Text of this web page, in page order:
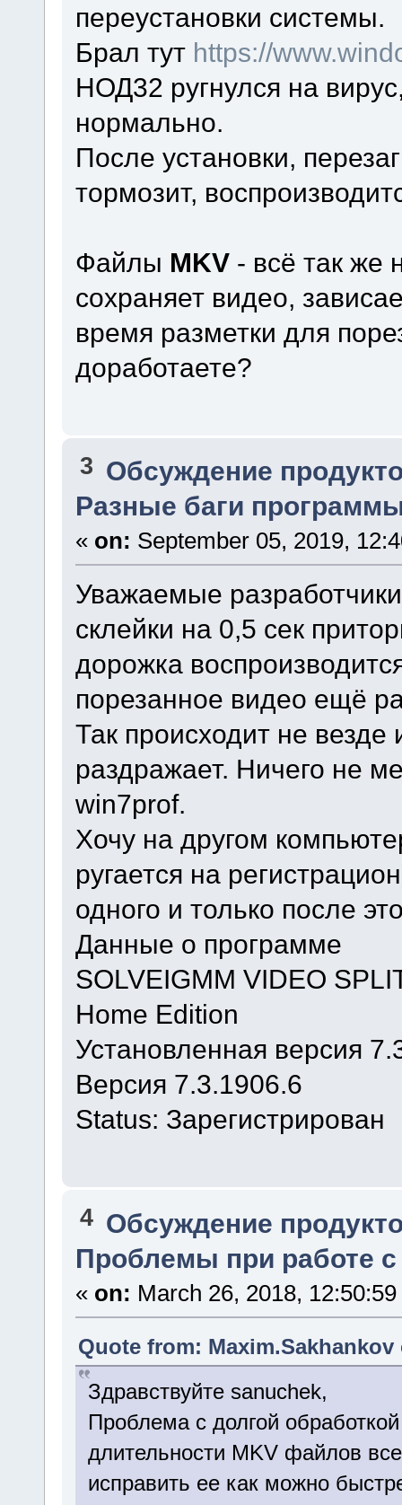
переустановки системы.
Брал тут https://
НОД32 ругнулся на
нормально.
После установки,
тормозит,
Файлы MKV- всё так же
сохраняет видео,
время разметки для
доработаете?
3 Обсуждение
Разные баги
« on: September 05, 2019,
Уважаемые
склейки на 0,5 сек
дорожка
порезанное видео ещё
Так происходит не везде
раздражает. Ничего не
win7prof.
Хочу на другом
ругается на
одного и только после
Данные о программе
SOLVEIGMM VIDEO
Home Edition
Установленная версия
Версия 7.3.1906.6
Status: Зарегистрирован
4 Обсуждение
Проблемы при работе
« on: March 26, 2018,
Quote from: Maxim.Sakhankov
Здравствуйте sanuchek,
Проблема с долгой
длительности MKV файлов
исправить ее как можно